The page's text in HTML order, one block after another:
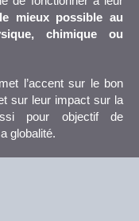
mieux possible au
chimique ou
l’accent sur le bon
sur leur impact sur la
pour objectif de
globalité.